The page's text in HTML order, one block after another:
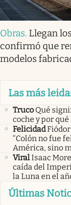
Obras. Llegan
confirmó que
modelos
Las más
Truco Qué
coche y por
Felicidad
“Colón no fue
América, sino
ViralIsaac
caída del
la Luna en el
Últimas